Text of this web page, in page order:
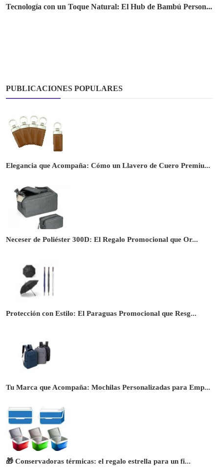
Tecnología con un Toque Natural: El Hub de Bambú Person...
PUBLICACIONES POPULARES
Elegancia que Acompaña: Cómo un Llavero de Cuero Premiu...
Neceser de Poliéster 300D: El Regalo Promocional que Or...
Protección con Estilo: El Paraguas Promocional que Resg...
Tu Marca que Acompaña: Mochilas Personalizadas para Emp...
🎁 Conservadoras térmicas: el regalo estrella para un fi...